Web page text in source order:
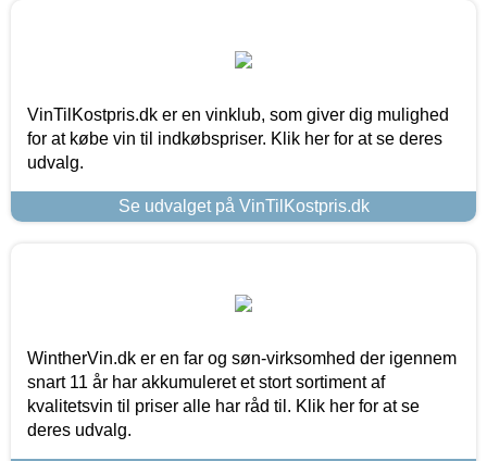
VinTilKostpris.dk er en vinklub, som giver dig mulighed
for at købe vin til indkøbspriser. Klik her for at se deres
udvalg.
Se udvalget på VinTilKostpris.dk
WintherVin.dk er en far og søn-virksomhed der igennem
snart 11 år har akkumuleret et stort sortiment af
kvalitetsvin til priser alle har råd til. Klik her for at se
deres udvalg.